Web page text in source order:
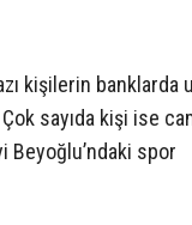
kişilerin banklarda
sayıda kişi ise
Beyoğlu’ndaki spor